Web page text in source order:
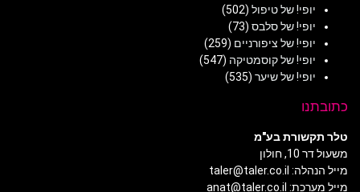
יופי! של טיפול (502)
יופי! של סלבס (73)
יופי! של ציפורניים (259)
יופי! של קוסמטיקה (547)
יופי! של שיער (535)
כתובתנו
טלר תקשורת בע"מ
משעול דר 10, חולון
מייל הנהלה: taler@taler.co.il
מייל מערכת: anat@taler.co.il